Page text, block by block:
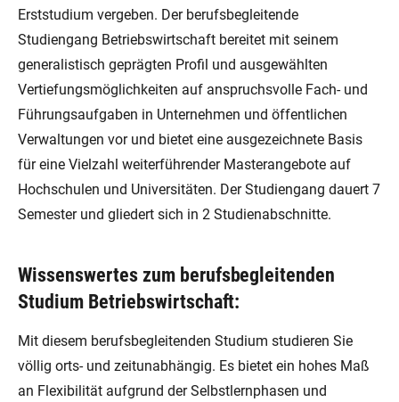
Erststudium vergeben. Der berufsbegleitende
Studiengang Betriebswirtschaft bereitet mit seinem
generalistisch geprägten Profil und ausgewählten
Vertiefungsmöglichkeiten auf anspruchsvolle Fach- und
Führungsaufgaben in Unternehmen und öffentlichen
Verwaltungen vor und bietet eine ausgezeichnete Basis
für eine Vielzahl weiterführender Masterangebote auf
Hochschulen und Universitäten. Der Studiengang dauert 7
Semester und gliedert sich in 2 Studienabschnitte.
Wissenswertes zum berufsbegleitenden
Studium Betriebswirtschaft:
Mit diesem berufsbegleitenden Studium studieren Sie
völlig orts- und zeitunabhängig. Es bietet ein hohes Maß
an Flexibilität aufgrund der Selbstlernphasen und